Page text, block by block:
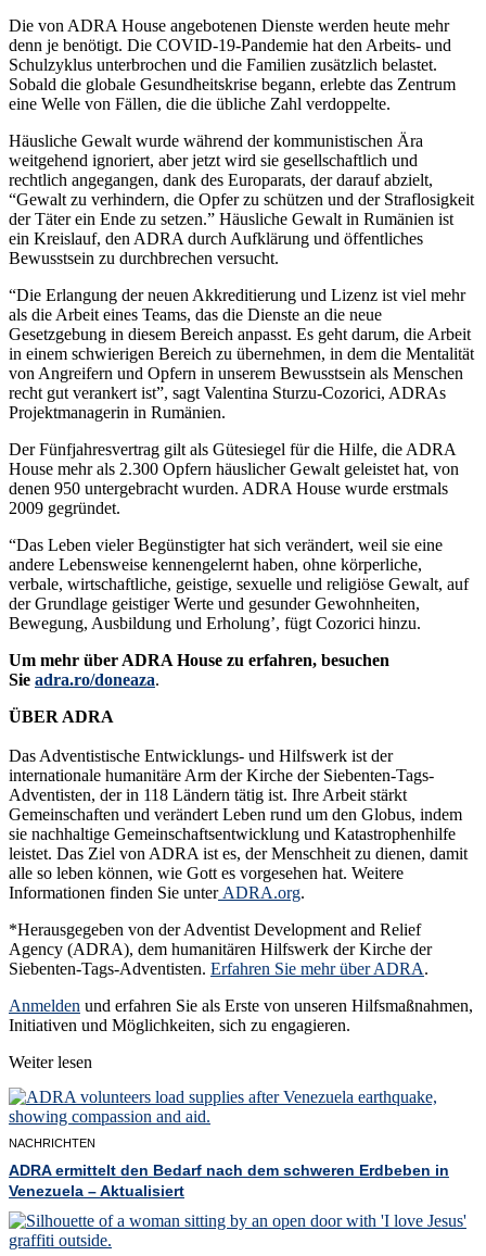
Die von ADRA House angebotenen Dienste werden heute mehr
denn je benötigt. Die COVID-19-Pandemie hat den Arbeits- und
Schulzyklus unterbrochen und die Familien zusätzlich belastet.
Sobald die globale Gesundheitskrise begann, erlebte das Zentrum
eine Welle von Fällen, die die übliche Zahl verdoppelte.
Häusliche Gewalt wurde während der kommunistischen Ära
weitgehend ignoriert, aber jetzt wird sie gesellschaftlich und
rechtlich angegangen, dank des Europarats, der darauf abzielt,
“Gewalt zu verhindern, die Opfer zu schützen und der Straflosigkeit
der Täter ein Ende zu setzen.” Häusliche Gewalt in Rumänien ist
ein Kreislauf, den ADRA durch Aufklärung und öffentliches
Bewusstsein zu durchbrechen versucht.
“Die Erlangung der neuen Akkreditierung und Lizenz ist viel mehr
als die Arbeit eines Teams, das die Dienste an die neue
Gesetzgebung in diesem Bereich anpasst. Es geht darum, die Arbeit
in einem schwierigen Bereich zu übernehmen, in dem die Mentalität
von Angreifern und Opfern in unserem Bewusstsein als Menschen
recht gut verankert ist”, sagt Valentina Sturzu-Cozorici, ADRAs
Projektmanagerin in Rumänien.
Der Fünfjahresvertrag gilt als Gütesiegel für die Hilfe, die ADRA
House mehr als 2.300 Opfern häuslicher Gewalt geleistet hat, von
denen 950 untergebracht wurden. ADRA House wurde erstmals
2009 gegründet.
“Das Leben vieler Begünstigter hat sich verändert, weil sie eine
andere Lebensweise kennengelernt haben, ohne körperliche,
verbale, wirtschaftliche, geistige, sexuelle und religiöse Gewalt, auf
der Grundlage geistiger Werte und gesunder Gewohnheiten,
Bewegung, Ausbildung und Erholung’, fügt Cozorici hinzu.
Um mehr über ADRA House zu erfahren, besuchen
Sie adra.ro/doneaza.
ÜBER ADRA
Das Adventistische Entwicklungs- und Hilfswerk ist der
internationale humanitäre Arm der Kirche der Siebenten-Tags-
Adventisten, der in 118 Ländern tätig ist. Ihre Arbeit stärkt
Gemeinschaften und verändert Leben rund um den Globus, indem
sie nachhaltige Gemeinschaftsentwicklung und Katastrophenhilfe
leistet. Das Ziel von ADRA ist es, der Menschheit zu dienen, damit
alle so leben können, wie Gott es vorgesehen hat. Weitere
Informationen finden Sie unterADRA.org.
*Herausgegeben von der Adventist Development and Relief
Agency (ADRA), dem humanitären Hilfswerk der Kirche der
Siebenten-Tags-Adventisten. Erfahren Sie mehr über ADRA.
Anmelden und erfahren Sie als Erste von unseren Hilfsmaßnahmen,
Initiativen und Möglichkeiten, sich zu engagieren.
Weiter lesen
NACHRICHTEN
ADRA ermittelt den Bedarf nach dem schweren Erdbeben in
Venezuela – Aktualisiert